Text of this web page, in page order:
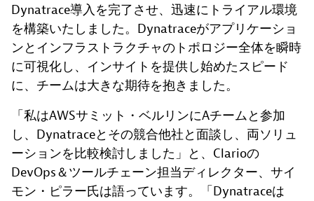
Dynatrace導入を完了させ、迅速にトライアル環境
を構築いたしました。Dynatraceがアプリケーショ
ンとインフラストラクチャのトポロジー全体を瞬時
に可視化し、インサイトを提供し始めたスピード
に、チームは大きな期待を抱きました。
「私はAWSサミット・ベルリンにAチームと参加
し、Dynatraceとその競合他社と面談し、両ソリュ
ーションを比較検討しました」と、Clarioの
DevOps＆ツールチェーン担当ディレクター、サイ
モン・ピラー氏は語っています。「Dynatraceは